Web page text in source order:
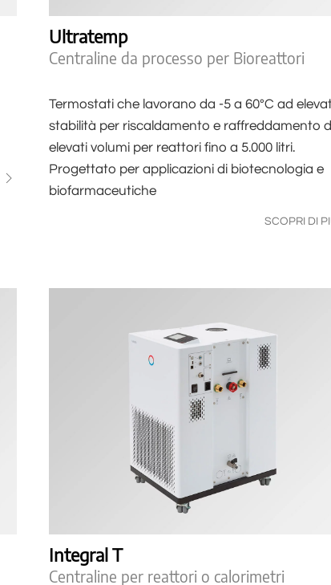
Ultratemp
Centraline da processo per Bioreattori
Termostati che lavorano da -5 a 60°C ad
stabilità per riscaldamento e raffreddamento
elevati volumi per reattori fino a 5.000 litri.
Progettato per applicazioni di biotecnologia e
biofarmaceutiche
SCOPRI DI
Integral T
Centraline per reattori o calorimetri